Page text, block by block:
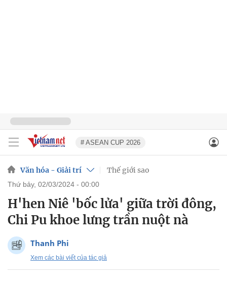
# ASEAN CUP 2026
Văn hóa - Giải trí Thế giới sao
thứ bảy, 02/03/2024 - 00:00
H'hen Niê 'bốc lửa' giữa trời đông,
Chi Pu khoe lưng trần nuột nà
Thanh Phi
Xem các bài viết của tác giả